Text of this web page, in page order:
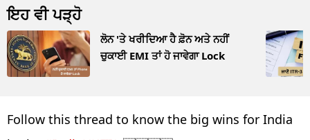
ਇਹ ਵੀ ਪੜ੍ਹੋ
ਲੋਨ 'ਤੇ ਖਰੀਦਿਆ ਹੈ ਫ਼ੋਨ ਅਤੇ ਨਹੀਂ
ਚੁਕਾਈ EMI ਤਾਂ ਹੋ ਜਾਵੇਗਾ Lock
Follow this thread to know the big wins for India